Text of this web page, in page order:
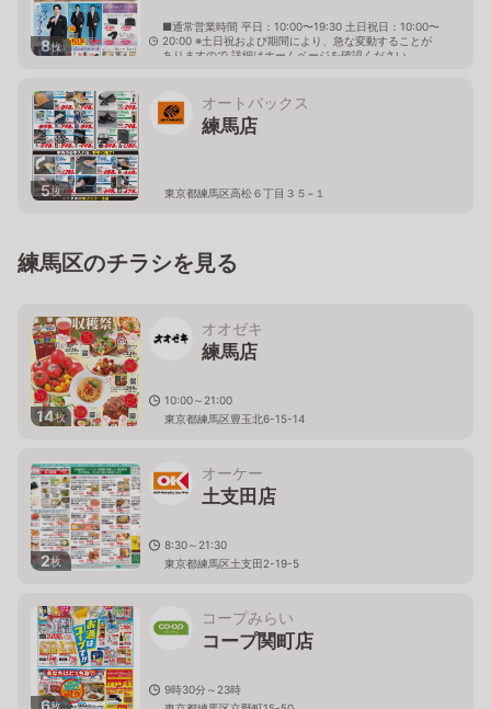
8枚
■通常営業時間 平日：10:00〜19:30 土日祝日：10:00〜
20:00 ※土日祝および期間により、急な変動することが
ありますので 詳細はホームページを確認ください
5枚
オートバックス
練馬店
東京都練馬区高松６丁目３５−１
練馬区のチラシを見る
14枚
オオゼキ
練馬店
10:00～21:00
東京都練馬区豊玉北6-15-14
2枚
オーケー
土支田店
8:30～21:30
東京都練馬区土支田2-19-5
6枚
コープみらい
コープ関町店
9時30分～23時